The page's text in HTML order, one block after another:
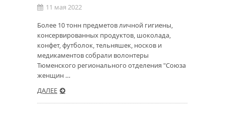
11 мая 2022
Более 10 тонн предметов личной гигиены,
консервированных продуктов, шоколада,
конфет, футболок, тельняшек, носков и
медикаментов собрали волонтеры
Тюменского регионального отделения "Союза
женщин …
ДАЛЕЕ